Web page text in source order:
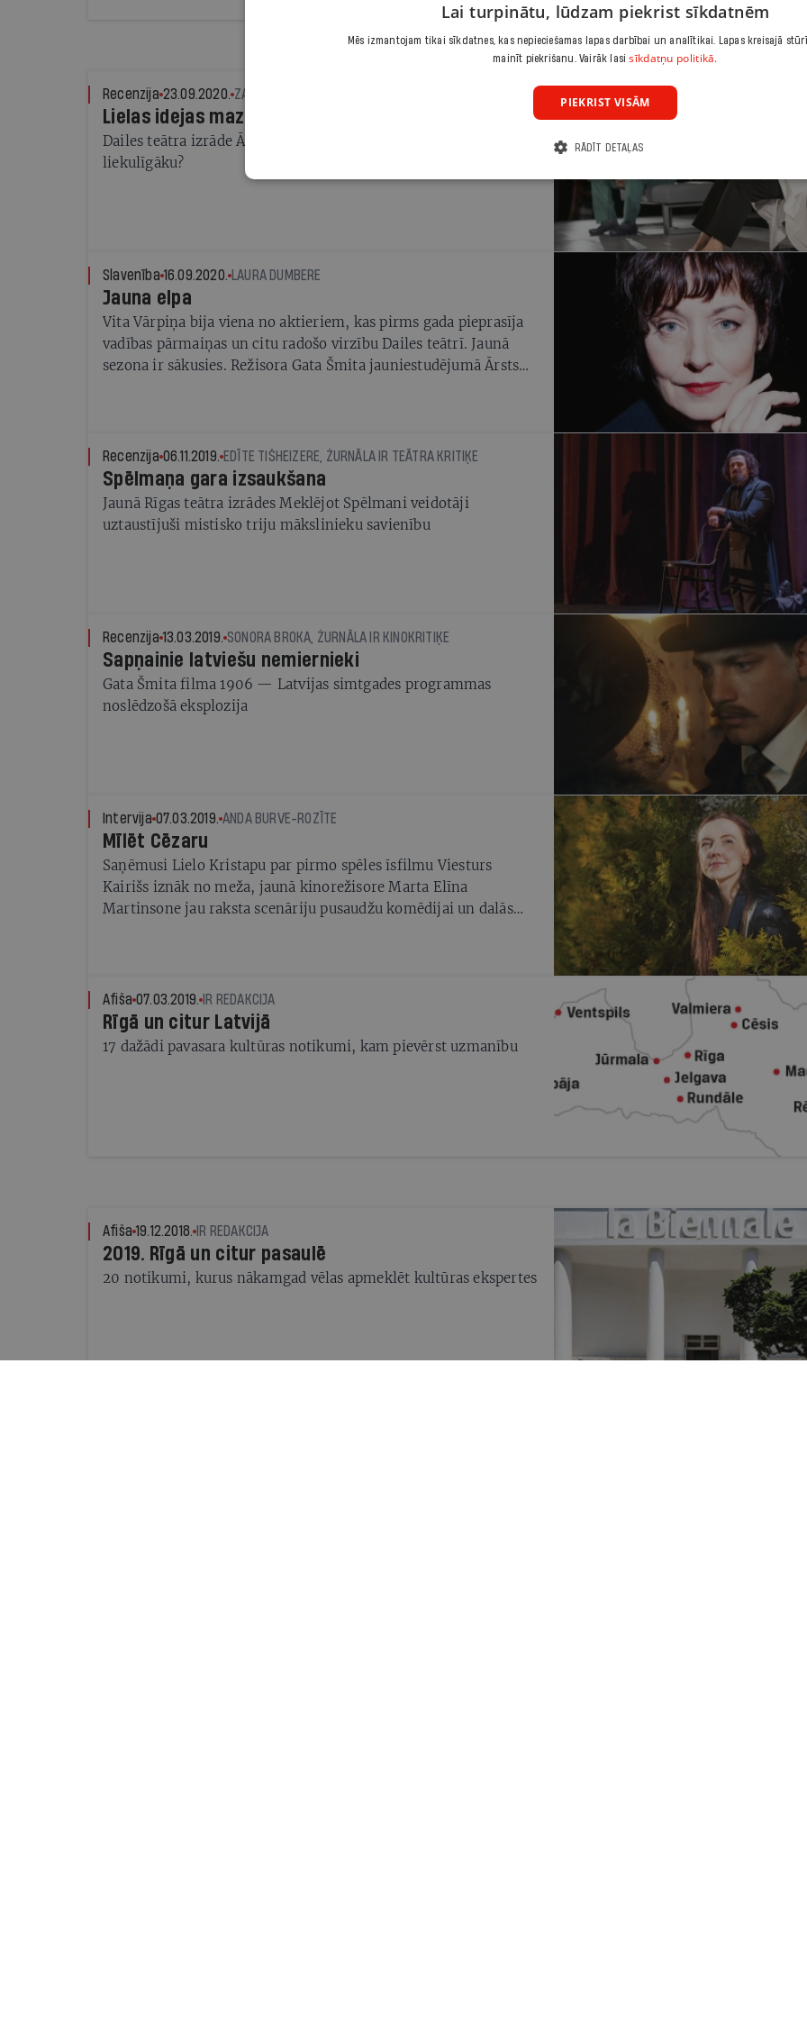
Recenzija 23.09.2020. ZANE RADZOBE, ŽURNĀLA IR TEĀTRA KRITIĶE
Lielas idejas mazā laikmetā
Dailes teātra izrāde Ārsts — vai politkorektums padarījis pasauli
liekulīgāku?
Slavenība 16.09.2020. LAURA DUMBERE
Jauna elpa
Vita Vārpiņa bija viena no aktieriem, kas pirms gada pieprasīja
vadības pārmaiņas un citu radošo virzību Dailes teātrī. Jaunā
sezona ir sākusies. Režisora Gata Šmita jauniestudējumā Ārsts
Recenzija 06.11.2019. EDĪTE TIŠHEIZERE, ŽURNĀLA IR TEĀTRA KRITIĶE
Spēlmaņa gara izsaukšana
Jaunā Rīgas teātra izrādes Meklējot Spēlmani veidotāji
uztaustījuši mistisko triju mākslinieku savienību
Recenzija 13.03.2019. SONORA BROKA, ŽURNĀLA IR KINOKRITIĶE
Sapņainie latviešu nemiernieki
Gata Šmita filma 1906 — Latvijas simtgades programmas
noslēdzošā eksplozija
Intervija 07.03.2019. ANDA BURVE-ROZĪTE
Mīlēt Cēzaru
Saņēmusi Lielo Kristapu par pirmo spēles īsfilmu Viesturs
Kairišs iznāk no meža, jaunā kinorežisore Marta Elīna
Martinsone jau raksta scenāriju pusaudžu komēdijai un dalās
Afiša 07.03.2019. IR REDAKCIJA
Rīgā un citur Latvijā
17 dažādi pavasara kultūras notikumi, kam pievērst uzmanību
Afiša 19.12.2018. IR REDAKCIJA
2019. Rīgā un citur pasaulē
20 notikumi, kurus nākamgad vēlas apmeklēt kultūras ekspertes
Lai turpinātu, lūdzam piekrist sīkdatnēm
Mēs izmantojam tikai sīkdatnes, kas nepieciešamas lapas darbībai un analītikai. Lapas kreisajā
mainīt piekrišanu. Vairāk lasisīkdatņu politikā.
PIEKRIST VISĀM
RĀDĪT DETAĻAS